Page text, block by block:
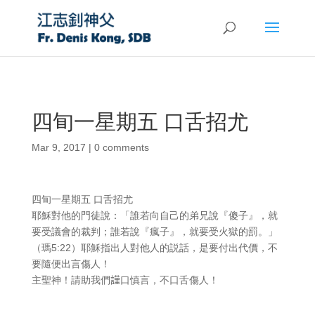
四䀏一星期五 口舌招尤
Mar 9, 2017 | 0 comments
四䀏一星期五 口舌招尤
耶穌對他的門徒說：「誰若向自己的弟兄說『傻子』，就
要受議會的裁判；誰若說『瘋子』，就要受火獄的罰。」
（瑪5:22）耶穌指出人對他人的説話，是要付出代價，不
要隨便出言傷人！
主聖神！請助我們𧫴口慎言，不口舌傷人！